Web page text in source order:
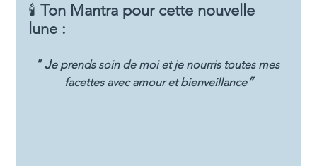
🕯️ Ton Mantra pour cette nouvelle
lune :
" Je prends soin de moi et je nourris toutes mes
facettes avec amour et bienveillance”